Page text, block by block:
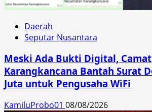
Daerah
Seputar Nusantara
Meski Ada Bukti Digital, Camat
Karangkancana Bantah Surat
Juta untuk Pengusaha WiFi
KamiluProbo01 08/08/2026